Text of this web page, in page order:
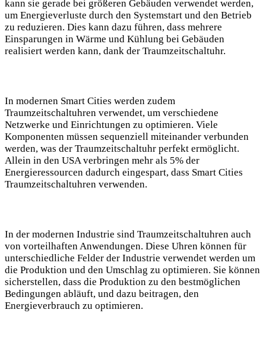
kann sie gerade bei größeren Gebäuden verwendet werden,
um Energieverluste durch den Systemstart und den Betrieb
zu reduzieren. Dies kann dazu führen, dass mehrere
Einsparungen in Wärme und Kühlung bei Gebäuden
realisiert werden kann, dank der Traumzeitschaltuhr.
In modernen Smart Cities werden zudem
Traumzeitschaltuhren verwendet, um verschiedene
Netzwerke und Einrichtungen zu optimieren. Viele
Komponenten müssen sequenziell miteinander verbunden
werden, was der Traumzeitschaltuhr perfekt ermöglicht.
Allein in den USA verbringen mehr als 5% der
Energieressourcen dadurch eingespart, dass Smart Cities
Traumzeitschaltuhren verwenden.
In der modernen Industrie sind Traumzeitschaltuhren auch
von vorteilhaften Anwendungen. Diese Uhren können für
unterschiedliche Felder der Industrie verwendet werden um
die Produktion und den Umschlag zu optimieren. Sie können
sicherstellen, dass die Produktion zu den bestmöglichen
Bedingungen abläuft, und dazu beitragen, den
Energieverbrauch zu optimieren.